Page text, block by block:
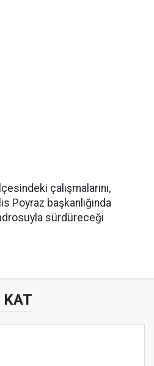
çalışmalarını,
Poyraz başkanlığında
sürdüreceği
KAT